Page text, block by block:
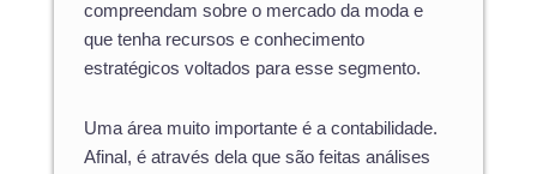
compreendam sobre o mercado da moda e
que tenha recursos e conhecimento
estratégicos voltados para esse segmento.
Uma área muito importante é a contabilidade.
Afinal, é através dela que são feitas análises